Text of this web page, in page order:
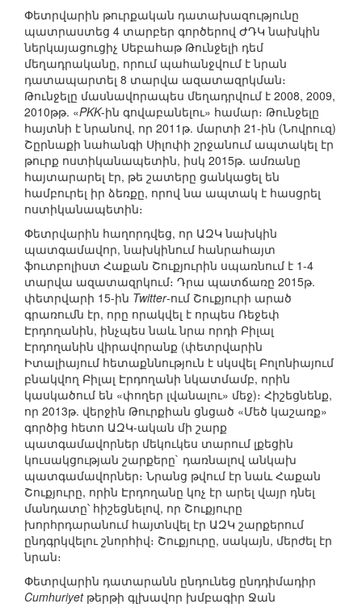
Փետրվարին թուրքական դատախազությունը
պատրաստեց 4 տարբեր գործերով ԺԴԿ նախկին
ներկայացուցիչ Սեբահաթ Թունջելի դեմ
մեղադրականը, որում պահանջվում է նրան
դատապարտել 8 տարվա ազատազրկման։
Թունջելը մասնավորապես մեղադրվում է 2008, 2009,
2010թթ. «PKK-ին գովաբանելու» համար։ Թունջելը
հայտնի է նրանով, որ 2011թ. մարտի 21-ին (Նովրուզ)
Շըրնաքի նահանգի Սիլոփի շրջանում ապտակել էր
թուրք ոստիկանապետին, իսկ 2015թ. ամռանը
հայտարարել էր, թե շատերը ցանկացել են
համբուրել իր ձեռքը, որով նա ապտակ է հասցրել
ոստիկանապետին։
Փետրվարին հաղորդվեց, որ ԱԶԿ նախկին
պատգամավոր, նախկինում հանրահայտ
ֆուտբոլիստ Հաքան Շուքյուրին սպառնում է 1-4
տարվա ազատազրկում։ Դրա պատճառը 2015թ.
փետրվարի 15-ին Twitter-ում Շուքյուրի արած
գրառումն էր, որը որակվել է որպես Ռեջեփ
Էրդողանին, ինչպես նաև նրա որդի Բիլալ
Էրդողանին վիրավորանք (փետրվարին
Իտալիայում հետաքննություն է սկսվել Բոլոնիայում
բնակվող Բիլալ Էրդողանի նկատմամբ, որին
կասկածում են «փողեր լվանալու» մեջ)։ Հիշեցնենք,
որ 2013թ. վերջին Թուրքիան ցնցած «Մեծ կաշառք»
գործից հետո ԱԶԿ-ական մի շարք
պատգամավորներ մեկուկես տարում լքեցին
կուսակցության շարքերը` դառնալով անկախ
պատգամավորներ։ Նրանց թվում էր նաև Հաքան
Շուքյուրը, որին Էրդողանը կոչ էր արել վայր դնել
մանդատը՝ հիշեցնելով, որ Շուքյուրը
խորհրդարանում հայտնվել էր ԱԶԿ շարքերում
ընդգրկվելու շնորհիվ։ Շուքյուրը, սակայն, մերժել էր
նրան։
Փետրվարին դատարանն ընդունեց ընդդիմադիր
Cumhuriyetթերթի գլխավոր խմբագիր Ջան